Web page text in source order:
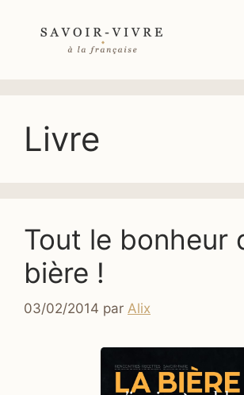
Livre
Tout le bonheur
bière !
03/02/2014 par Alix